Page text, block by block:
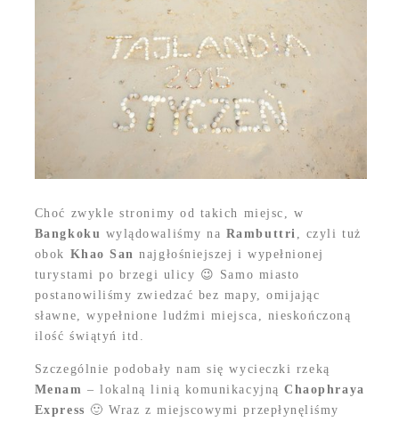
Choć zwykle stronimy od takich miejsc, w
Bangkoku wylądowaliśmy na Rambuttri
, czyli tuż
obok Khao San najgłośniejszej i wypełnionej
turystami po brzegi ulicy 😉 Samo miasto
postanowiliśmy zwiedzać bez mapy, omijając
sławne, wypełnione ludźmi miejsca, nieskończoną
ilość świątyń itd.
Szczególnie podobały nam się wycieczki rzeką
Menam – lokalną linią komunikacyjnąChaophraya
Express 🙂 Wraz z miejscowymi przepłynęliśmy